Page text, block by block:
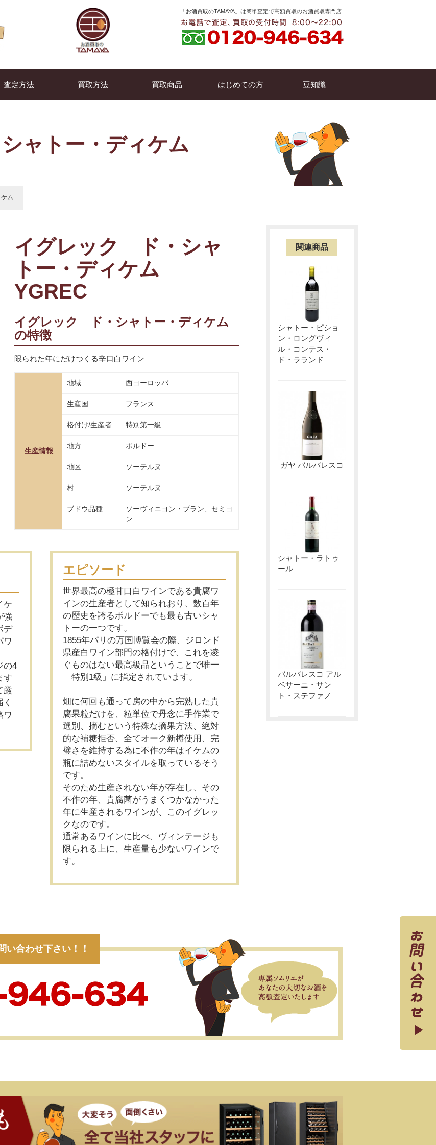
「お酒買取のTAMAYA」は簡単査定で高額買取のお酒買取専門店
査定方法 買取方法 買取商品 はじめての方 豆知識
ャトー・ディケム
ム
イグレック ド・シャ
トー・ディケム
YGREC
イグレック ド・シャトー・ディケム
の特徴
限られた年にだけつくる辛口白ワイン
生産情報
地域 西ヨーロッパ
生産国 フランス
格付け/生産者 特別第一級
地方 ボルドー
地区 ソーテルヌ
村 ソーテルヌ
ブドウ品種
ソーヴィニヨン・ブラン、セミヨ
ン
ケ
強
デ
ワ
の4
す
厳
ワ
エピソード
世界最高の極甘口白ワインである貴腐ワ
インの生産者として知られおり、数百年
の歴史を誇るボルドーでも最も古いシャ
トーの一つです。
1855年パリの万国博覧会の際、ジロンド
県産白ワイン部門の格付けで、これを凌
ぐものはない最高級品ということで唯一
「特別1級」に指定されています。
畑に何回も通って房の中から完熟した貴
腐果粒だけを、粒単位で丹念に手作業で
選別、摘むという特殊な摘果方法、絶対
的な補糖拒否、全てオーク新樽使用、完
璧さを維持する為に不作の年はイケムの
瓶に詰めないスタイルを取っているそう
です。
そのため生産されない年が存在し、その
不作の年、貴腐菌がうまくつかなかった
年に生産されるワインが、このイグレッ
クなのです。
通常あるワインに比べ、ヴィンテージも
限られる上に、生産量も少ないワインで
す。
関連商品
シャトー・ピショ
ン・ロングヴィ
ル・コンテス・
ド・ラランド
ガヤ バルバレスコ
シャトー・ラトゥ
ール
バルバレスコ アル
ベサーニ・サン
ト・ステファノ
い合わせ下さい！！